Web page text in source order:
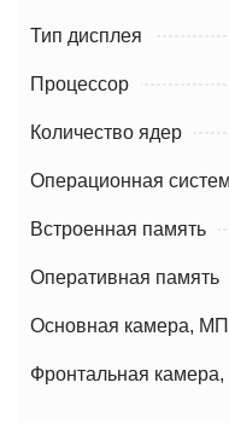
Тип дисплея
Процессор
Количество ядер
Операционная
Встроенная память
Оперативная память
Основная камера, МП
Фронтальная